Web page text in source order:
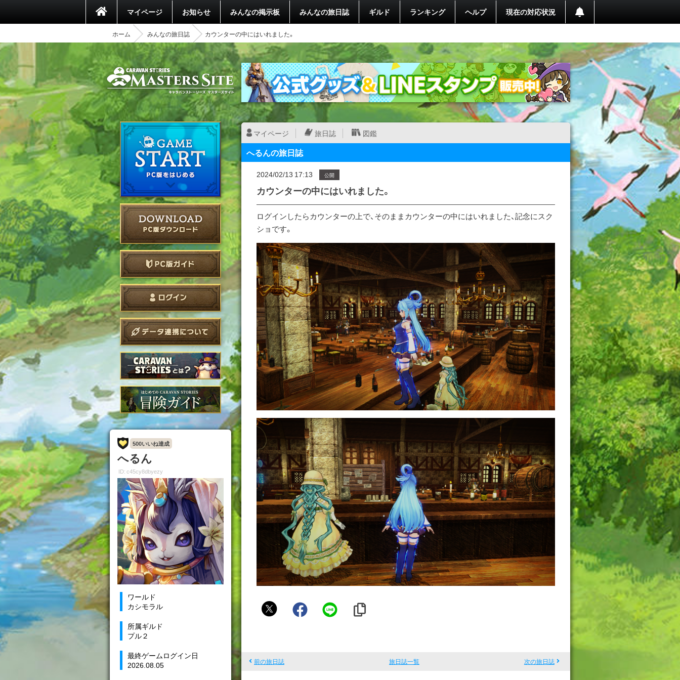
マイページ お知らせ みんなの掲示板 みんなの旅日誌 ギルド ランキング ヘルプ 現在の対応状況
ホーム みんなの旅日誌 カウンターの中にはいれました。
500いいね達成
へるん
ID: c45cy8dbyezy
ワールド
カシモラル
所属ギルド
プル２
最終ゲームログイン日
2026.08.05
マイページ 旅日誌 図鑑
へるんの旅日誌
2024/02/13 17:13 公開
カウンターの中にはいれました。
ログインしたらカウンターの上で、そのままカウンターの中にはいれました、記念にスク
ショです。
へ
前の旅日誌 旅日誌一覧 次の旅日誌